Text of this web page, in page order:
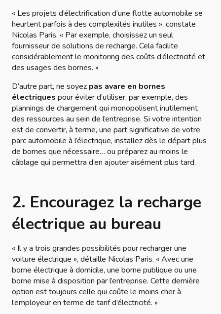
« Les projets d’électrification d’une flotte automobile se
heurtent parfois à des complexités inutiles », constate
Nicolas Paris. « Par exemple, choisissez un seul
fournisseur de solutions de recharge. Cela facilite
considérablement le monitoring des coûts d’électricité et
des usages des bornes. »
D’autre part, ne soyez pas avare en bornes
électriques pour éviter d’utiliser, par exemple, des
plannings de chargement qui monopolisent inutilement
des ressources au sein de l’entreprise. Si votre intention
est de convertir, à terme, une part significative de votre
parc automobile à l’électrique, installez dès le départ plus
de bornes que nécessaire… ou préparez au moins le
câblage qui permettra d’en ajouter aisément plus tard.
2. Encouragez la recharge
électrique au bureau
« Il y a trois grandes possibilités pour recharger une
voiture électrique », détaille Nicolas Paris. « Avec une
borne électrique à domicile, une borne publique ou une
borne mise à disposition par l’entreprise. Cette dernière
option est toujours celle qui coûte le moins cher à
l’employeur en terme de tarif d’électricité. »